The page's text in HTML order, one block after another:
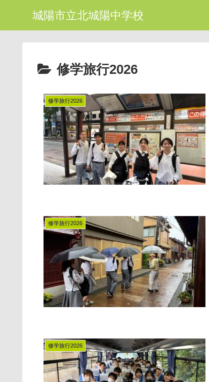
城陽市立北城陽中学校
修学旅行2026
修学旅行2026
修学旅行2026
修学旅行2026